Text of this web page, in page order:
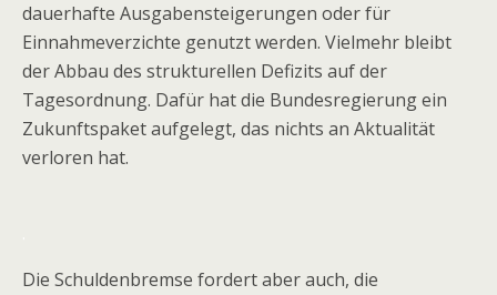
dauerhafte Ausgabensteigerungen oder für
Einnahmeverzichte genutzt werden. Vielmehr bleibt
der Abbau des strukturellen Defizits auf der
Tagesordnung. Dafür hat die Bundesregierung ein
Zukunftspaket aufgelegt, das nichts an Aktualität
verloren hat.
Die Schuldenbremse fordert aber auch, die